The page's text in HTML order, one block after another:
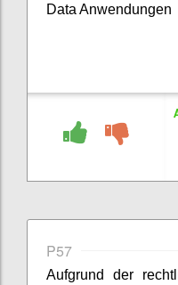
Data Anwendungen
P57
Aufgrund der